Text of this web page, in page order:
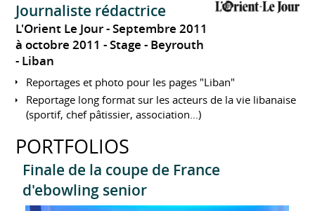
Journaliste rédactrice
L'Orient Le Jour
Septembre 2011
à octobre 2011 Stage
Beyrouth
Liban
Reportages et photo pour les pages "Liban"
Reportage long format sur les acteurs de la vie libanaise
(sportif, chef pâtissier, association...)
PORTFOLIOS
Finale de la coupe de France
d'ebowling senior